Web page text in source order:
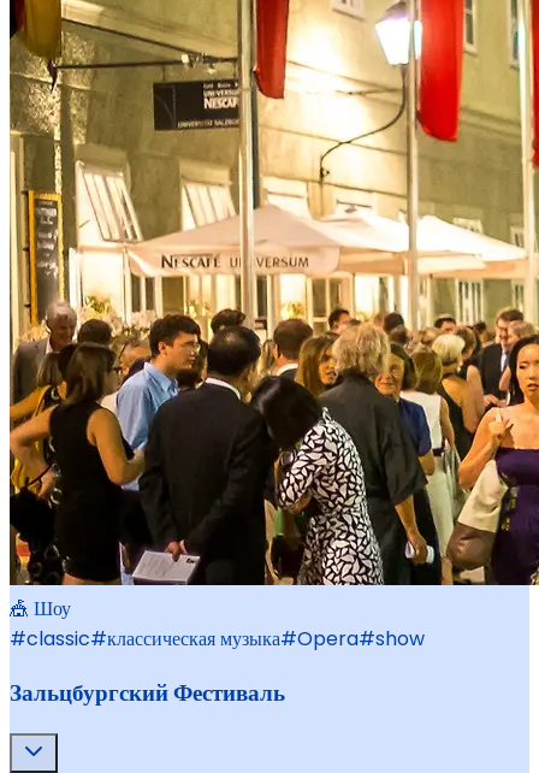
🎪 Шоу
#classic#классическая музыка#Opera#show
Зальцбургский Фестиваль